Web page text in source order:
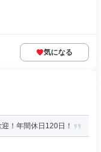
気になる
！年間休日120日！